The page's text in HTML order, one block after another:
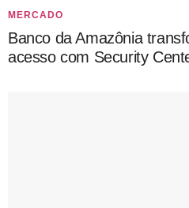
MERCADO
Banco da Amazônia
acesso com Security